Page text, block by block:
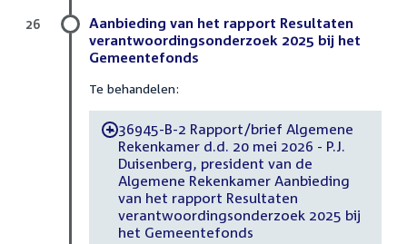
Aanbieding van het rapport Resultaten
verantwoordingsonderzoek 2025 bij het
Gemeentefonds
Te behandelen:
-36945-B-2 Rapport/brief Algemene
Rekenkamer d.d. 20 mei 2026 - P.J.
Duisenberg, president van de
Algemene Rekenkamer Aanbieding
van het rapport Resultaten
verantwoordingsonderzoek 2025 bij
het Gemeentefonds
26